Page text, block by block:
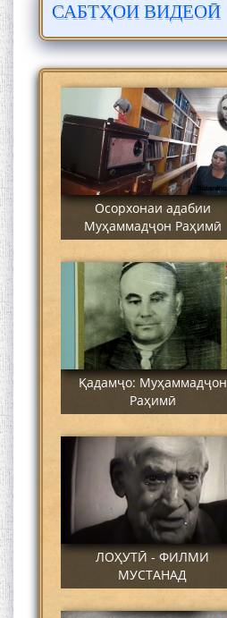
САБТҲОИ ВИДЕОӢ
Сайре дар Осорхона
Муҳаммадҷон Раҳимӣ
Осорхонаи адабии
Муҳаммадҷон Раҳимӣ
Қадамҷо: Муҳаммадҷон
Раҳимӣ
ЛОҲУТӢ - ФИЛМИ
МУСТАНАД